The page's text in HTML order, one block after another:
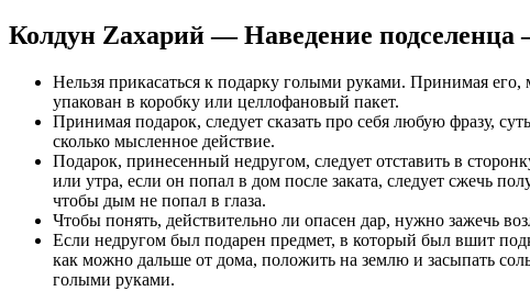
Колдун Zахарий — Наведение
Нельзя прикасаться к подарку голыми руками. Принимая
упакован в коробку или целлофановый пакет.
Принимая подарок, следует сказать про себя любую фразу,
сколько мысленное действие.
Подарок, принесенный недругом, следует отставить в
или утра, если он попал в дом после заката, следует сжечь
чтобы дым не попал в глаза.
Чтобы понять, действительно ли опасен дар, нужно зажечь
Если недругом был подарен предмет, в который был вшит
как можно дальше от дома, положить на землю и засыпать
голыми руками.